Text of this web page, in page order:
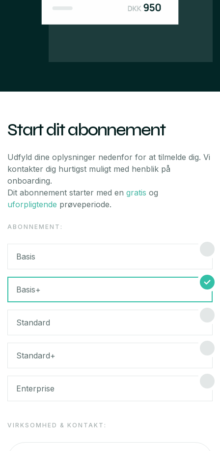
Start dit abonnement
Udfyld dine oplysninger nedenfor for at tilmelde dig. Vi
kontakter dig hurtigst muligt med henblik på
onboarding.
Dit abonnement starter med en gratis og
uforpligtende prøveperiode.
ABONNEMENT:
Basis
Basis+
Standard
Standard+
Enterprise
VIRKSOMHED & KONTAKT: